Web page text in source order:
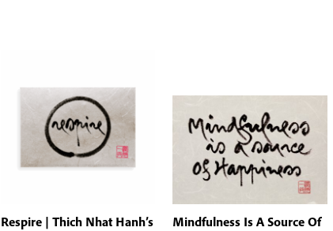
Respire | Thich Nhat Hanh’s
Mindfulness Is A Source Of